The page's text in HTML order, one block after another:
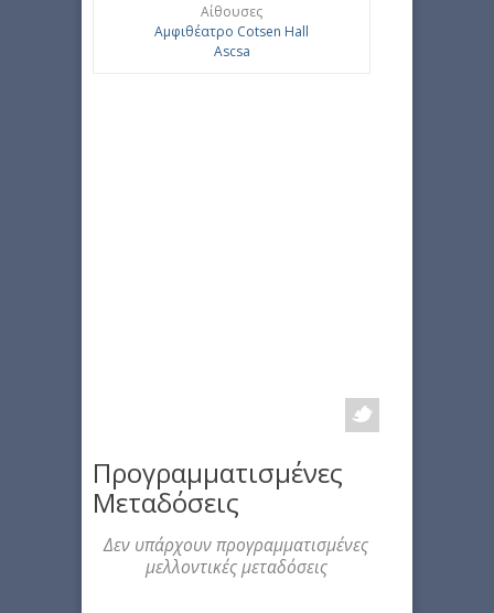
Αίθουσες
Αμφιθέατρο Cotsen Hall
Ascsa
Προγραμματισμένες
Μεταδόσεις
Δεν υπάρχουν προγραμματισμένες
μελλοντικές μεταδόσεις